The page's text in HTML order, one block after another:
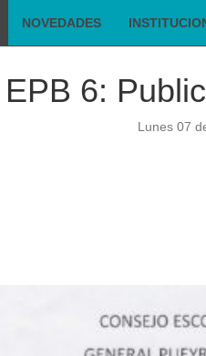
NOVEDADES
EPB 6:
Lunes 07